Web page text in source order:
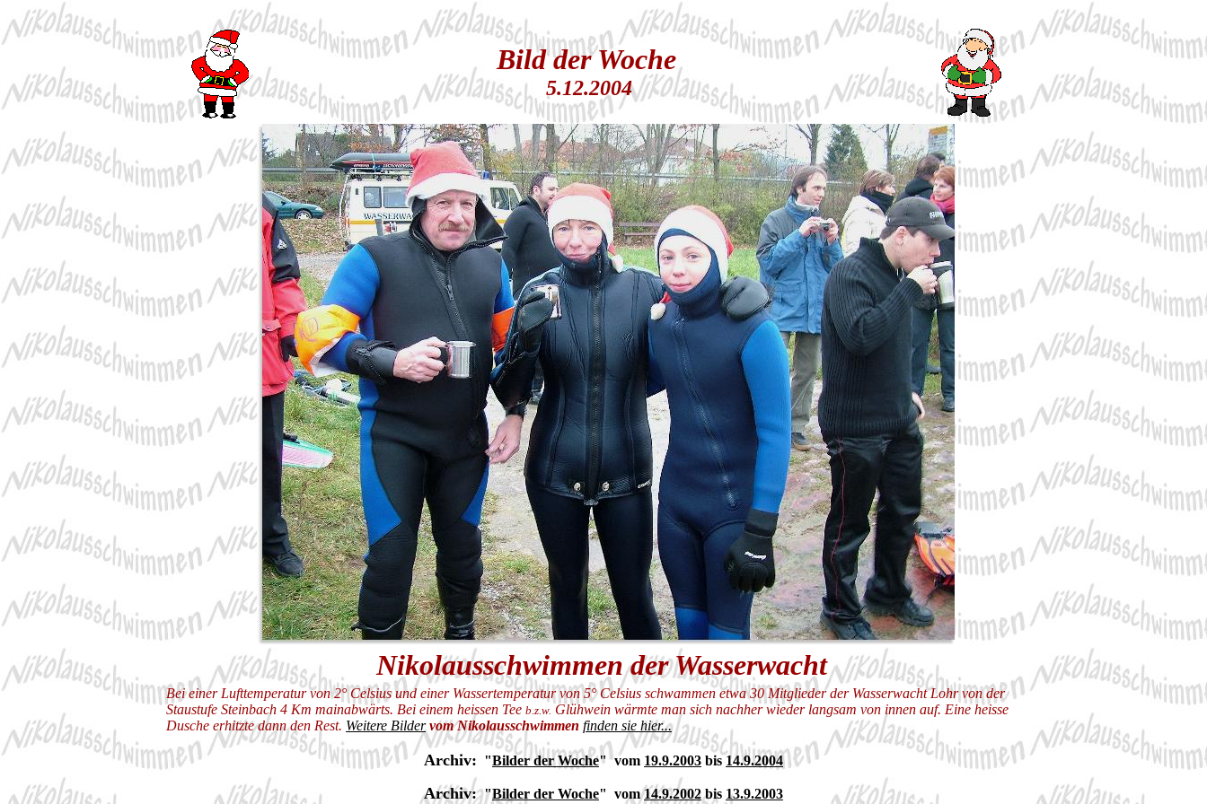
Bild der Woche
5.12.2004
Nikolausschwimmen der Wasserwacht
Bei einer Lufttemperatur von 2° Celsius und einer Wassertemperatur von 5° Celsius schwammen etwa 30 Mitglieder der Wasserwacht Lohr von der
Staustufe Steinbach 4 Km mainabwärts. Bei einem heissen Tee b.z.w. Glühwein wärmte man sich nachher wieder langsam von innen auf. Eine heisse
Dusche erhitzte dann den Rest. Weitere Bilder vom Nikolausschwimmen finden sie hier...
Archiv: "Bilder der Woche" vom 19.9.2003 bis 14.9.2004
Archiv:"Bilder der Woche" vom14.9.2002bis 13.9.2003